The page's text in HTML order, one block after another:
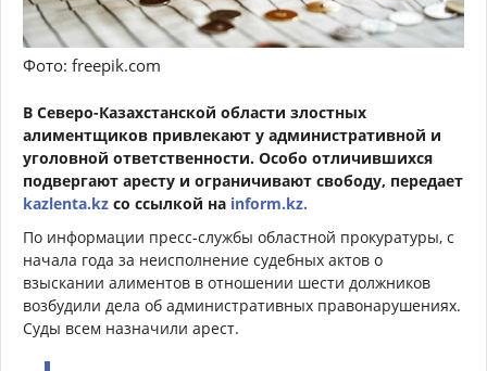
Фото: freepik.com
В Северо-Казахстанской области злостных
алиментщиков привлекают у административной и
уголовной ответственности. Особо отличившихся
подвергают аресту и ограничивают свободу, передает
kazlenta.kz со ссылкой на inform.kz.
По информации пресс-службы областной прокуратуры, с
начала года за неисполнение судебных актов о
взыскании алиментов в отношении шести должников
возбудили дела об административных правонарушениях.
Суды всем назначили арест.